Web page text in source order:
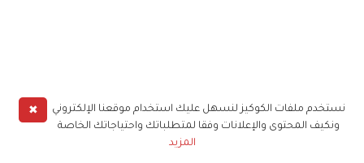
✖
نستخدم ملفات الكوكيز لنسهل عليك استخدام موقعنا الإلكتروني
ونكيف المحتوى والإعلانات وفقا لمتطلباتك واحتياجاتك الخاصة
المزيد